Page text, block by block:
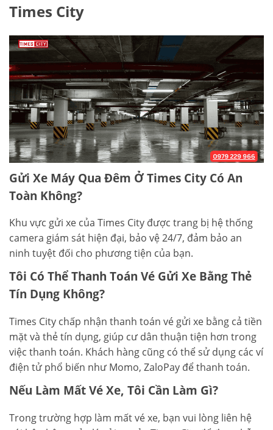
Times City
Gửi Xe Máy Qua Đêm Ở Times City Có An
Toàn Không?
Khu vực gửi xe của Times City được trang bị hệ thống
camera giám sát hiện đại, bảo vệ 24/7, đảm bảo an
ninh tuyệt đối cho phương tiện của bạn.
Tôi Có Thể Thanh Toán Vé Gửi Xe Bằng Thẻ
Tín Dụng Không?
Times City chấp nhận thanh toán vé gửi xe bằng cả tiền
mặt và thẻ tín dụng, giúp cư dân thuận tiện hơn trong
việc thanh toán. Khách hàng cũng có thể sử dụng các ví
điện tử phổ biến như Momo, ZaloPay để thanh toán.
Nếu Làm Mất Vé Xe, Tôi Cần Làm Gì?
Trong trường hợp làm mất vé xe, bạn vui lòng liên hệ